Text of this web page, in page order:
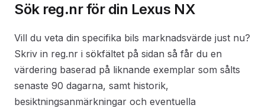
Sök reg.nr för din Lexus NX
Vill du veta din specifika bils marknadsvärde just nu?
Skriv in reg.nr i sökfältet på sidan så får du en
värdering baserad på liknande exemplar som sålts
senaste 90 dagarna, samt historik,
besiktningsanmärkningar och eventuella